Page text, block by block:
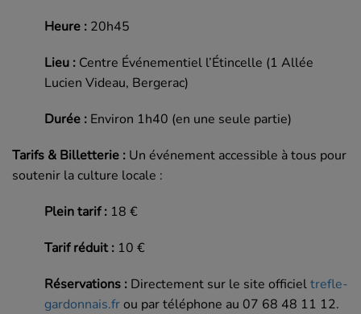
Heure : 20h45
Lieu : Centre Événementiel l’Étincelle (1 Allée
Lucien Videau, Bergerac)
Durée : Environ 1h40 (en une seule partie)
Tarifs & Billetterie : Un événement accessible à tous pour
soutenir la culture locale :
Plein tarif : 18 €
Tarif réduit : 10 €
Réservations : Directement sur le site officieltrefle-
gardonnais.frou par téléphone au 07 68 48 11 12.